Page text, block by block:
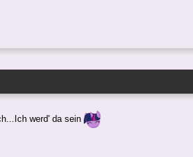
werd' da sein